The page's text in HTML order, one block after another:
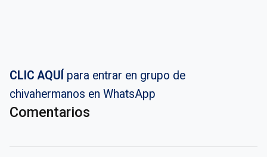
CLIC AQUÍ para entrar en grupo de
chivahermanos en WhatsApp
Comentarios